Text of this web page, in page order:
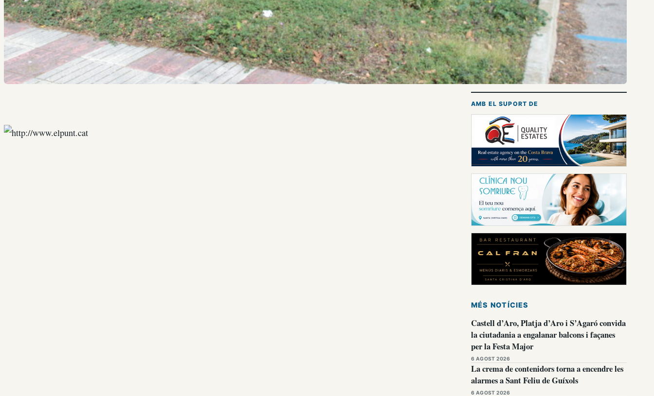
AMB EL SUPORT DE
MÉS NOTÍCIES
Castell d’Aro, Platja d’Aro i S’Agaró convida
la ciutadania a engalanar balcons i façanes
per la Festa Major
6 AGOST 2026
La crema de contenidors torna a encendre les
alarmes a Sant Feliu de Guíxols
6 AGOST 2026